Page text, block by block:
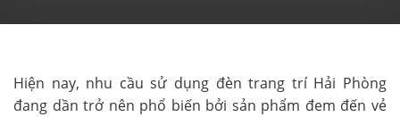
Hiện nay, nhu cầu sử dụng đèn trang trí Hải Phòng
đang dần trở nên phổ biến bởi sản phẩm đem đến vẻ